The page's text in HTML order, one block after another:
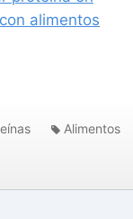
alimentos
Alimentos